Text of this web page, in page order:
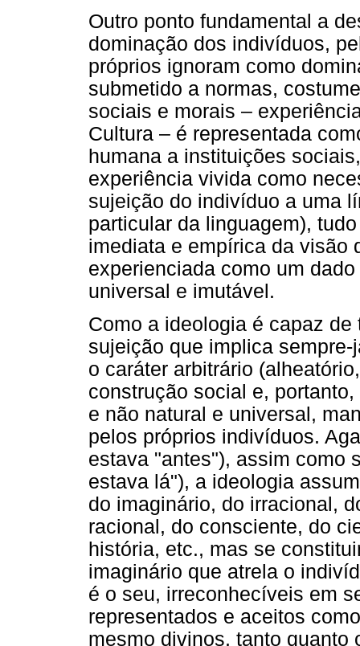
Outro ponto fundamental a
dominação dos indivíduos,
próprios ignoram como
submetido a normas,
sociais e morais –
Cultura – é representada
humana a instituições
experiência vivida como
sujeição do indivíduo a uma
particular da linguagem),
imediata e empírica da visão
experienciada como um
universal e imutável.
Como a ideologia é capaz
sujeição que implica
o caráter arbitrário
construção social e,
e não natural e universal,
pelos próprios indivíduos.
estava "antes"), assim como
estava lá"), a ideologia
do imaginário, do irracional,
racional, do consciente, do
história, etc., mas se
imaginário que atrela o
é o seu, irreconhecíveis em
representados e aceitos
mesmo divinos, tanto quanto